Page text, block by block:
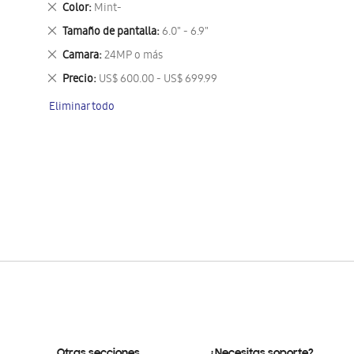
Color Mint-
Eliminar
este
artículo
Tamaño de pantalla 6.0" - 6.9"
Eliminar
este
artículo
Camara 24MP o más
Eliminar
este
artículo
Precio US$ 600.00 - US$ 699.99
Eliminar
artículo
Eliminar todo